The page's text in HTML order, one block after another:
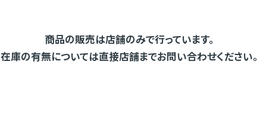
商品の販売は店舗のみで行っています。
在庫の有無については直接店舗までお問い合わせください。